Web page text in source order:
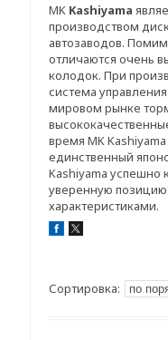
MK Kashiyama
производством
автозаводов.
отличаются очень
колодок. При
система
мировом рынке
время MK
единственный
Kashiyama успешно
уверенную
характеристиками.